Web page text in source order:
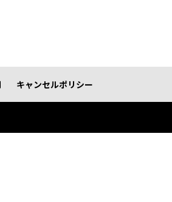
キャンセルポリシー